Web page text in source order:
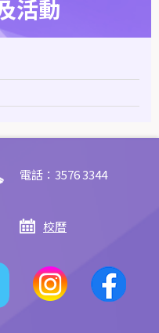
活動
電話：3576 3344
校曆